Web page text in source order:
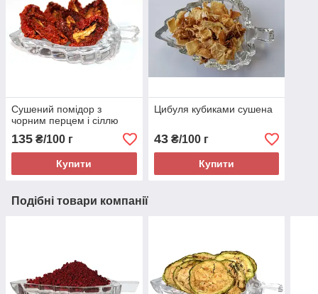
Сушений помідор з
чорним перцем і сіллю
135 ₴/100 г
Купити
Цибуля кубиками сушена
43₴/100 г
Купити
Подібні товари компанії